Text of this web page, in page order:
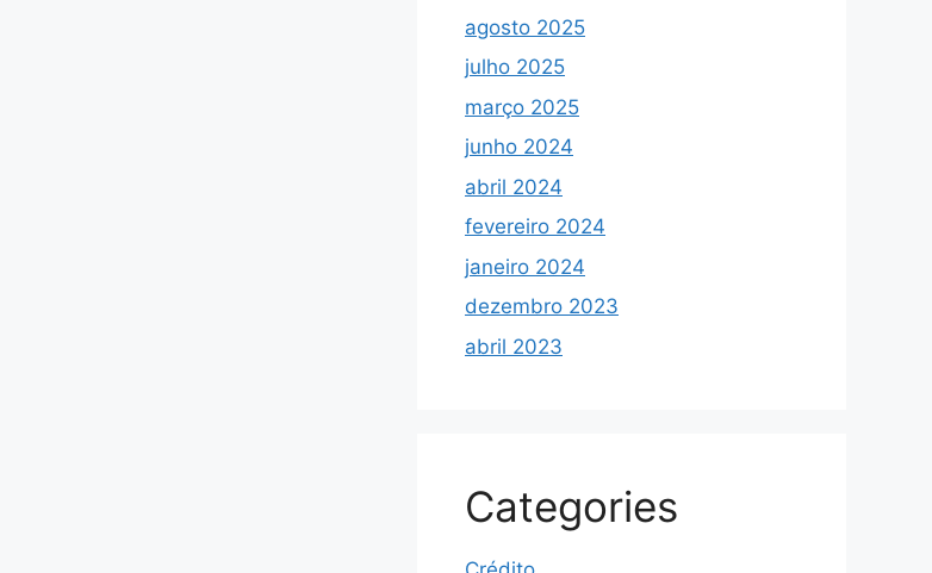
agosto 2025
julho 2025
março 2025
junho 2024
abril 2024
fevereiro 2024
janeiro 2024
dezembro 2023
abril 2023
Categories